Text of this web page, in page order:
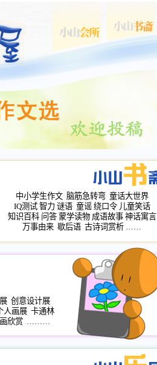
中小学生作文 脑筋急转弯 童话大世界
IQ测试 智力 谜语 童谣 绕口令 儿童笑话
知识百科 问答 蒙学读物 成语故事 神话寓言
万事由来 歇后语 古诗词赏析 ……
创意设计展
人画展 卡通林
欣赏 ………